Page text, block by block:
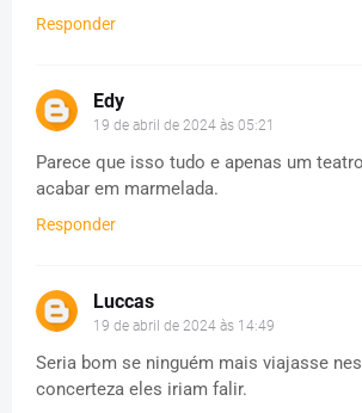
Responder
Edy
19 de abril de 2024 às 05:21
Parece que isso tudo e apenas um
acabar em marmelada.
Responder
Luccas
19 de abril de 2024 às 14:49
Seria bom se ninguém mais viajasse
concerteza eles iriam falir.